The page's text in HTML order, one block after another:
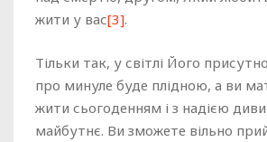
жити у вас[3].
Тільки так, у світлі Його
про минуле буде плідною, а ви
жити сьогоденням і з надією
майбутнє. Ви зможете вільно